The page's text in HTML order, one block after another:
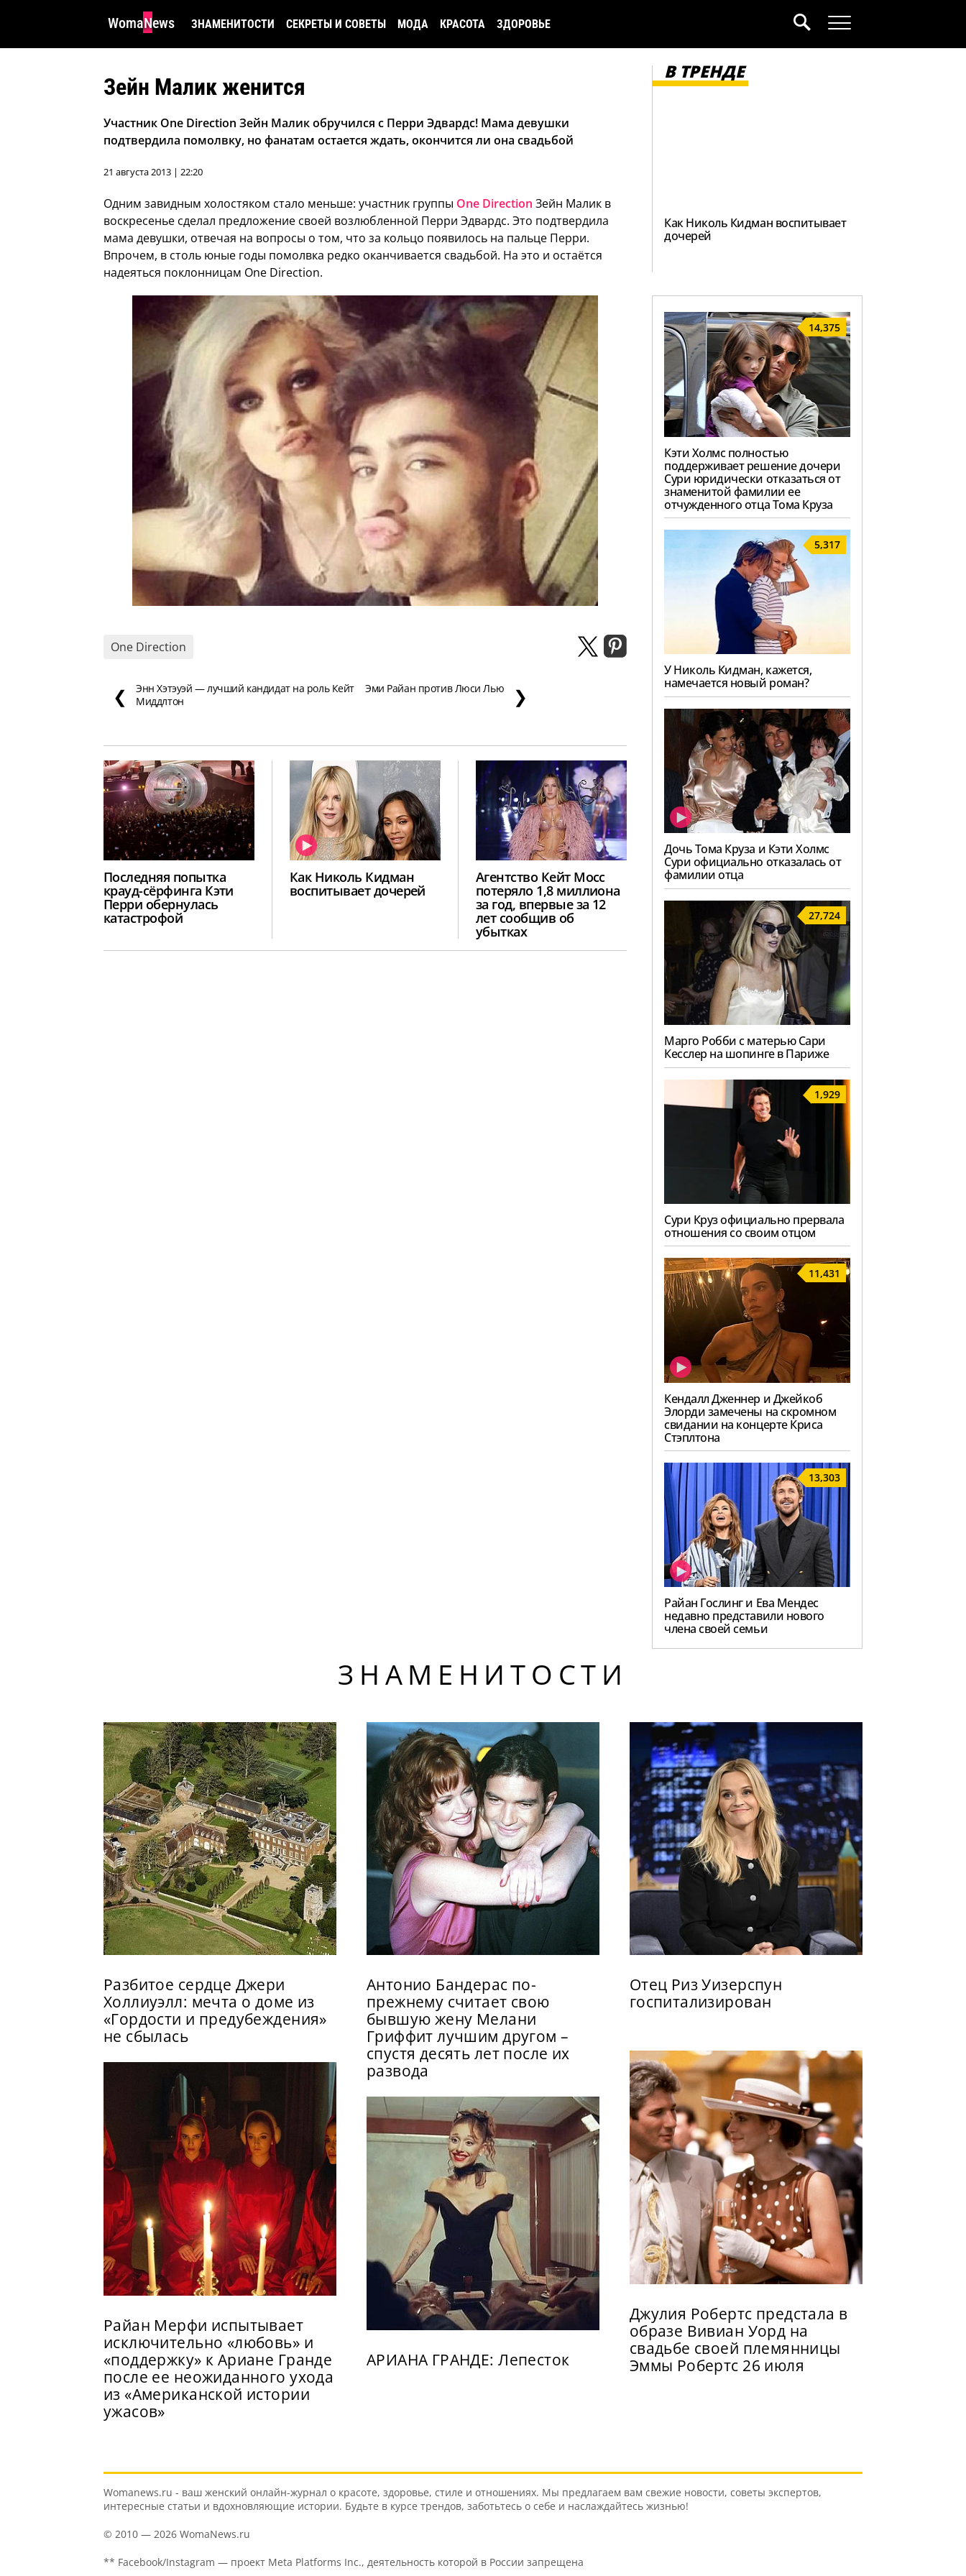
WomaNews ЗНАМЕНИТОСТИ СЕКРЕТЫ И СОВЕТЫ МОДА КРАСОТА ЗДОРОВЬЕ
Зейн Малик женится
Участник One Direction Зейн Малик обручился с Перри Эдвардс! Мама девушки
подтвердила помолвку, но фанатам остается ждать, окончится ли она свадьбой
21 августа 2013 | 22:20
Одним завидным холостяком стало меньше: участник группы One Direction Зейн Малик в
воскресенье сделал предложение своей возлюбленной Перри Эдвардс. Это подтвердила
мама девушки, отвечая на вопросы о том, что за кольцо появилось на пальце Перри.
Впрочем, в столь юные годы помолвка редко оканчивается свадьбой. На это и остаётся
надеяться поклонницам One Direction.
One Direction
❮
Энн Хэтэуэй — лучший кандидат на роль Кейт
Миддлтон
Эми Райан против Люси Лью ❯
Последняя попытка
крауд-сёрфинга Кэти
Перри обернулась
катастрофой
Как Николь Кидман
воспитывает дочерей
Агентство Кейт Мосс
потеряло 1,8 миллиона
за год, впервые за 12
лет сообщив об
убытках
В ТРЕНДЕ
Как Николь Кидман воспитывает
дочерей
14,375
Кэти Холмс полностью
поддерживает решение дочери
Сури юридически отказаться от
знаменитой фамилии ее
отчужденного отца Тома Круза
5,317
У Николь Кидман, кажется,
намечается новый роман?
Дочь Тома Круза и Кэти Холмс
Сури официально отказалась от
фамилии отца
27,724
Марго Робби с матерью Сари
Кесслер на шопинге в Париже
1,929
Сури Круз официально прервала
отношения со своим отцом
11,431
Кендалл Дженнер и Джейкоб
Элорди замечены на скромном
свидании на концерте Криса
Стэплтона
13,303
Райан Гослинг и Ева Мендес
недавно представили нового
члена своей семьи
ЗНАМЕНИТОСТИ
Разбитое сердце Джери
Холлиуэлл: мечта о доме из
«Гордости и предубеждения»
не сбылась
Райан Мерфи испытывает
исключительно «любовь» и
«поддержку» к Ариане Гранде
после ее неожиданного ухода
из «Американской истории
ужасов»
Антонио Бандерас по-
прежнему считает свою
бывшую жену Мелани
Гриффит лучшим другом –
спустя десять лет после их
развода
АРИАНА ГРАНДЕ: Лепесток
Отец Риз Уизерспун
госпитализирован
Джулия Робертс предстала в
образе Вивиан Уорд на
свадьбе своей племянницы
Эммы Робертс 26 июля
Womanews.ru - ваш женский онлайн-журнал о красоте, здоровье, стиле и отношениях. Мы предлагаем вам свежие новости, советы экспертов,
интересные статьи и вдохновляющие истории. Будьте в курсе трендов, заботьтесь о себе и наслаждайтесь жизнью!
© 2010 — 2026 WomaNews.ru
** Facebook/Instagram — проект Meta Platforms Inc., деятельность которой в России запрещена